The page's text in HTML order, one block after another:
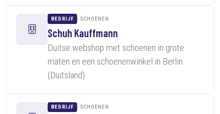
BEDRIJF SCHOENEN
Schuh Kauffmann
Duitse webshop met schoenen in grote
maten en een schoenenwinkel in Berlin
(Duitsland)
BEDRIJF SCHOENEN